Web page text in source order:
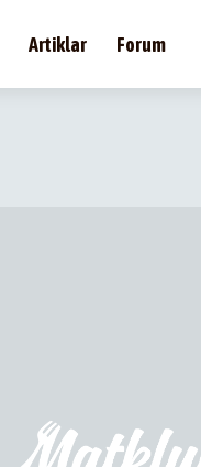
Artiklar Forum